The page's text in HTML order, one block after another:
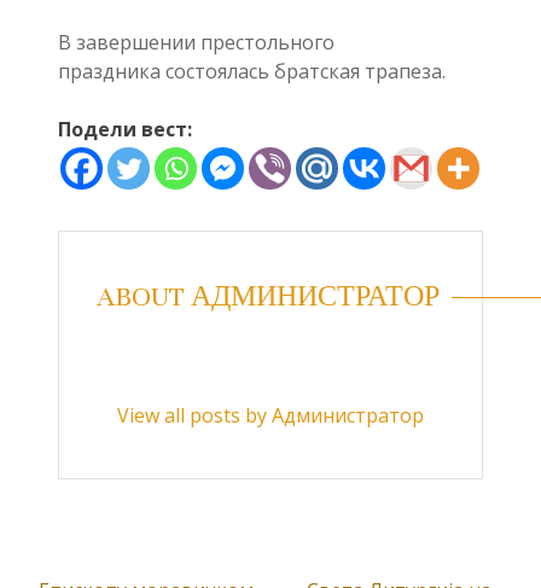
В завершении престольного
праздника состоялась братская трапеза.
Подели вест:
ABOUT АДМИНИСТРАТОР
View all posts by Администратор